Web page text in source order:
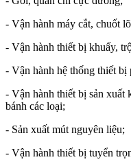
- Vận hành máy cắt, chuốt
- Vận hành thiết bị khuấy,
- Vận hành hệ thống thiết
- Vận hành thiết bị sản xuất
bánh các loại;
- Sản xuất mút nguyên liệu;
- Vận hành thiết bị tuyển